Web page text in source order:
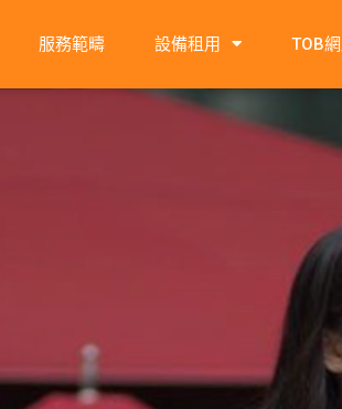
服務範疇 設備租用 TOB